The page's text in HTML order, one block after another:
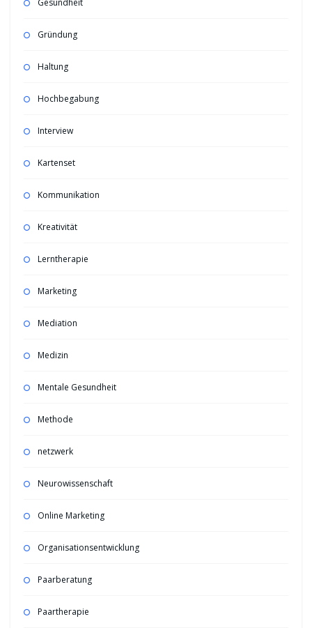
Gesundheit
Gründung
Haltung
Hochbegabung
Interview
Kartenset
Kommunikation
Kreativität
Lerntherapie
Marketing
Mediation
Medizin
Mentale Gesundheit
Methode
netzwerk
Neurowissenschaft
Online Marketing
Organisationsentwicklung
Paarberatung
Paartherapie